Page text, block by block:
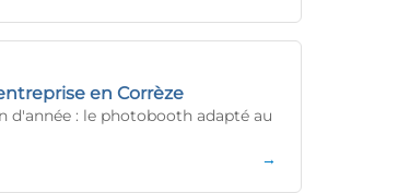
en Corrèze
d'année : le photobooth adapté au
→